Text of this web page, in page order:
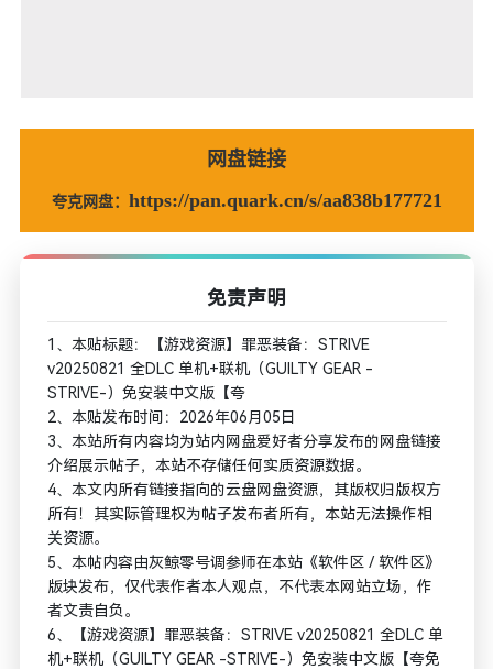
网盘链接
夸克网盘： https://pan.quark.cn/s/aa838b177721
免责声明
1、本贴标题：【游戏资源】罪恶装备：STRIVE
v20250821 全DLC 单机+联机（GUILTY GEAR -
STRIVE-）免安装中文版【夸
2、本贴发布时间：2026年06月05日
3、本站所有内容均为站内网盘爱好者分享发布的网盘链接
介绍展示帖子，本站不存储任何实质资源数据。
4、本文内所有链接指向的云盘网盘资源，其版权归版权方
所有！其实际管理权为帖子发布者所有，本站无法操作相
关资源。
5、本帖内容由灰鲸零号调参师在本站《软件区 / 软件区》
版块发布，仅代表作者本人观点，不代表本网站立场，作
者文责自负。
6、【游戏资源】罪恶装备：STRIVE v20250821 全DLC 单
机+联机（GUILTY GEAR -STRIVE-）免安装中文版【夸免